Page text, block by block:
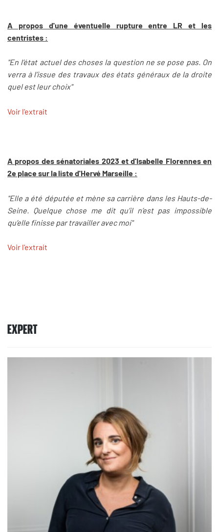
A propos d'une éventuelle rupture entre LR et les
centristes :
"En l’état actuel des choses la question ne se pose pas. On
verra à l’issue des travaux des états généraux de la droite
quel est leur choix"
Voir l'extrait
A propos des sénatoriales 2023 et d'Isabelle Florennes en
2e place sur la liste d'Hervé Marseille :
"Elle a été députée et mène sa carrière dans les Hauts-de-
Seine. Quelque chose me dit qu’il n’est pas impossible
qu’elle finisse par travailler avec moi"
Voir l'extrait
EXPERT